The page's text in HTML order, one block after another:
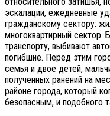
эскалации, ежедневные
гражданскому сектору:
многоквартирный
транспорту, выбивают
погибшие. Перед этим
семья и двое детей,
полученных ранений на
районе города, который
безопасным, и подобного